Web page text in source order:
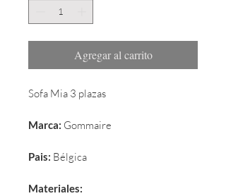
Agregar al carrito
Sofa Mia 3 plazas
Marca: Gommaire
Pais: Bélgica
Materiales: